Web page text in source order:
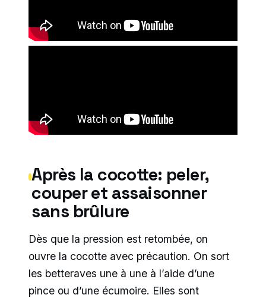
Après la cocotte: peler,
couper et assaisonner
sans brûlure
Dès que la pression est retombée, on
ouvre la cocotte avec précaution. On sort
les betteraves une à une à l’aide d’une
pince ou d’une écumoire. Elles sont